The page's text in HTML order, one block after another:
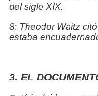
del siglo XIX.
8: Theodor Waitz
estaba
3. EL